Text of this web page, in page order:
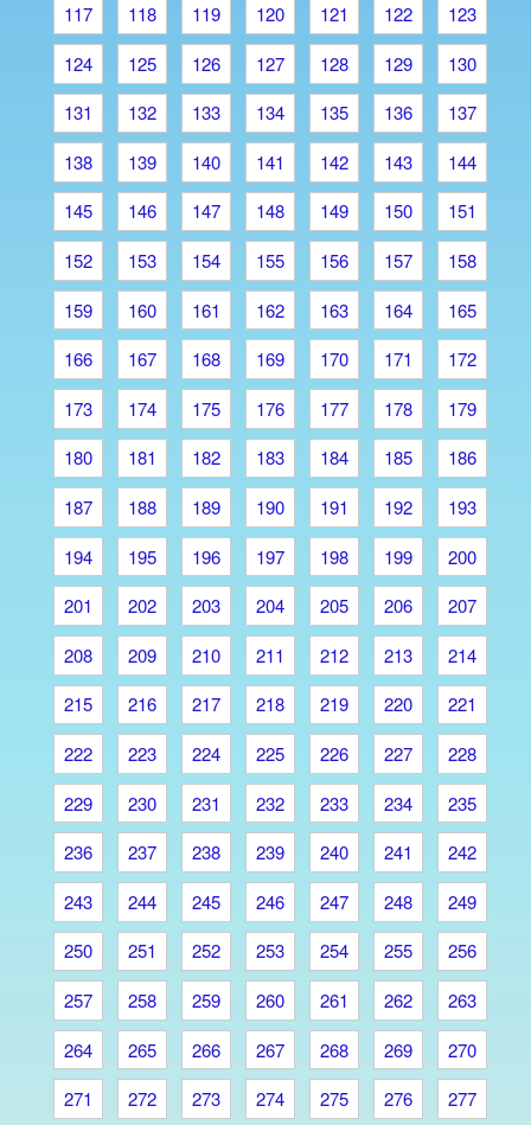
117
118 119 120 121 122
123
124
125 126 127 128 129
130
131
132 133 134 135 136
137
138
139 140 141 142 143
144
145
146 147 148 149 150
151
152
153 154 155 156 157
158
159
160 161 162 163 164
165
166
167 168 169 170 171
172
173
174 175 176 177 178
179
180
181 182 183 184 185
186
187
188 189 190 191 192
193
194
195 196 197 198 199
200
201
202 203 204 205 206
207
208
209 210 211 212 213
214
215
216 217 218 219 220
221
222
223 224 225 226 227
228
229
230 231 232 233 234
235
236
237 238 239 240 241
242
243
244 245 246 247 248
249
250
251 252 253 254 255
256
257
258 259 260 261 262
263
264
265 266 267 268 269
270
271
272 273 274 275 276 277